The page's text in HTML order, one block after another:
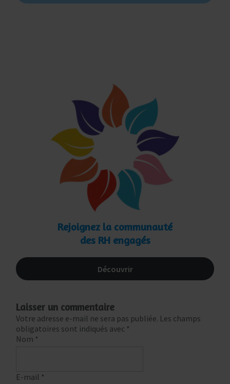
Rejoignez la communauté
des RH engagés
Découvrir
Laisser un commentaire
Votre adresse e-mail ne sera pas publiée. Les champs
obligatoires sont indiqués avec *
Nom *
E-mail *